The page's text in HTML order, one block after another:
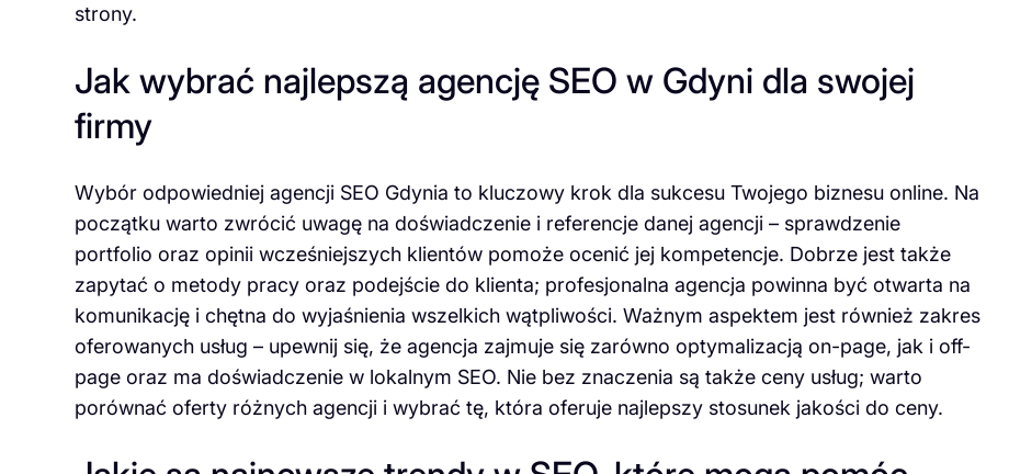
strony.
Jak wybrać najlepszą agencję SEO w Gdyni dla swojej
firmy
Wybór odpowiedniej agencji SEO Gdynia to kluczowy krok dla sukcesu Twojego biznesu online. Na
początku warto zwrócić uwagę na doświadczenie i referencje danej agencji – sprawdzenie
portfolio oraz opinii wcześniejszych klientów pomoże ocenić jej kompetencje. Dobrze jest także
zapytać o metody pracy oraz podejście do klienta; profesjonalna agencja powinna być otwarta na
komunikację i chętna do wyjaśnienia wszelkich wątpliwości. Ważnym aspektem jest również zakres
oferowanych usług – upewnij się, że agencja zajmuje się zarówno optymalizacją on-page, jak i off-
page oraz ma doświadczenie w lokalnym SEO. Nie bez znaczenia są także ceny usług; warto
porównać oferty różnych agencji i wybrać tę, która oferuje najlepszy stosunek jakości do ceny.